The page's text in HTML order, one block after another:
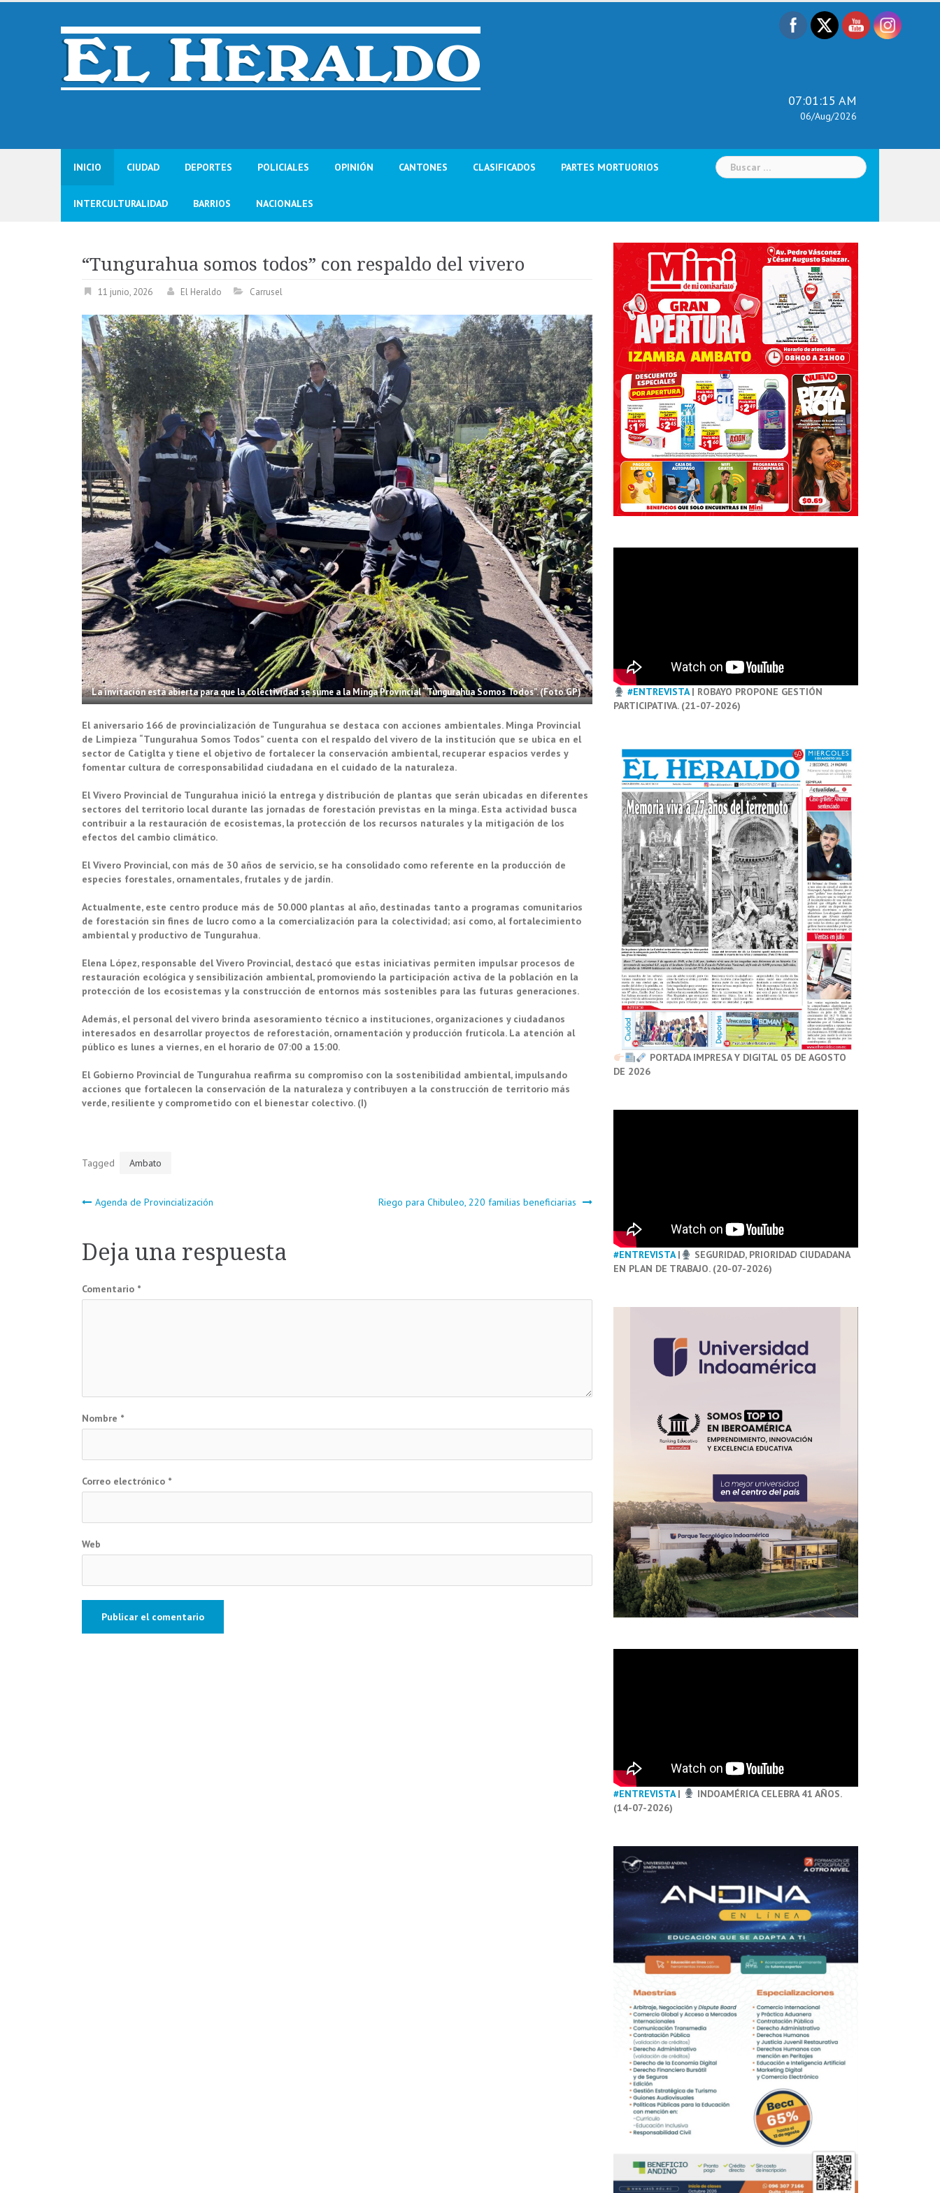
Skip
07:01:17 AM
06/Aug/2026
INICIO CIUDAD DEPORTES POLICIALES OPINIÓN CANTONES CLASIFICADOS PARTES MORTUORIOS
INTERCULTURALIDAD BARRIOS NACIONALES
Buscar:
“Tungurahua somos todos” con respaldo del vivero
11 junio, 2026 El Heraldo Carrusel
La invitación está abierta para que la colectividad se sume a la Minga Provincial “Tungurahua Somos Todos”. (Foto GP)
El aniversario 166 de provincialización de Tungurahua se destaca con acciones ambientales. Minga Provincial
de Limpieza “Tungurahua Somos Todos” cuenta con el respaldo del vivero de la institución que se ubica en el
sector de Catiglta y tiene el objetivo de fortalecer la conservación ambiental, recuperar espacios verdes y
fomentar cultura de corresponsabilidad ciudadana en el cuidado de la naturaleza.
El Vivero Provincial de Tungurahua inició la entrega y distribución de plantas que serán ubicadas en diferentes
sectores del territorio local durante las jornadas de forestación previstas en la minga. Esta actividad busca
contribuir a la restauración de ecosistemas, la protección de los recursos naturales y la mitigación de los
efectos del cambio climático.
El Vivero Provincial, con más de 30 años de servicio, se ha consolidado como referente en la producción de
especies forestales, ornamentales, frutales y de jardín.
Actualmente, este centro produce más de 50.000 plantas al año, destinadas tanto a programas comunitarios
de forestación sin fines de lucro como a la comercialización para la colectividad; así como, al fortalecimiento
ambiental y productivo de Tungurahua.
Elena López, responsable del Vivero Provincial, destacó que estas iniciativas permiten impulsar procesos de
restauración ecológica y sensibilización ambiental, promoviendo la participación activa de la población en la
protección de los ecosistemas y la construcción de entornos más sostenibles para las futuras generaciones.
Además, el personal del vivero brinda asesoramiento técnico a instituciones, organizaciones y ciudadanos
interesados en desarrollar proyectos de reforestación, ornamentación y producción frutícola. La atención al
público es lunes a viernes, en el horario de 07:00 a 15:00.
El Gobierno Provincial de Tungurahua reafirma su compromiso con la sostenibilidad ambiental, impulsando
acciones que fortalecen la conservación de la naturaleza y contribuyen a la construcción de territorio más
verde, resiliente y comprometido con el bienestar colectivo. (I)
Tagged Ambato
Navegación
de
entradas
Agenda de Provincialización Riego para Chibuleo, 220 familias beneficiarias
Deja una respuesta
Comentario *
Nombre *
Correo electrónico *
Web
#ENTREVISTA| ROBAYO PROPONE GESTIÓN
PARTICIPATIVA. (21-07-2026)
PORTADA IMPRESA Y DIGITAL 05 DE AGOSTO
DE 2026
#ENTREVISTA|
SEGURIDAD, PRIORIDAD CIUDADANA
EN PLAN DE TRABAJO. (20-07-2026)
#ENTREVISTA|
INDOAMÉRICA CELEBRA 41 AÑOS.
(14-07-2026)